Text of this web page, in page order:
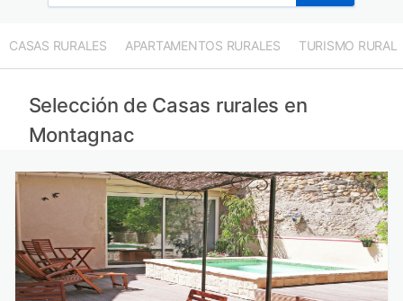
CASAS RURALES APARTAMENTOS RURALES TURISMO RURAL
Selección de Casas rurales en
Montagnac